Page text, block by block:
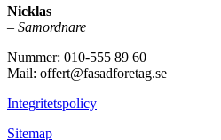
Nicklas
– Samordnare
Nummer: 010-555 89 60
Mail: offert@fasadforetag.se
Integritetspolicy
Sitemap